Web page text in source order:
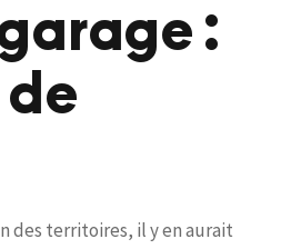
:
des territoires, il y en aurait